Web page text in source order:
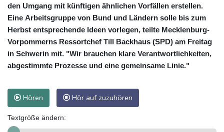
den Umgang mit künftigen ähnlichen Vorfällen erstellen.
Eine Arbeitsgruppe von Bund und Ländern solle bis zum
Herbst entsprechende Ideen vorlegen, teilte Mecklenburg-
Vorpommerns Ressortchef Till Backhaus (SPD) am Freitag
in Schwerin mit. "Wir brauchen klare Verantwortlichkeiten,
abgestimmte Prozesse und eine gemeinsame Linie."
Hören Hör auf zuzuhören
Textgröße ändern: